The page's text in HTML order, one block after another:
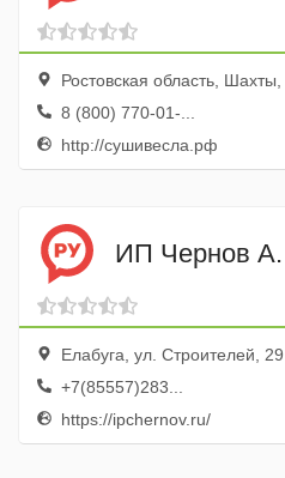
Ростовская область, Шахты, улица
8 (800) 770-01-...
http://сушивесла.рф
ИП Чернов
Елабуга, ул. Строителей, 29
+7(85557)283...
https://ipchernov.ru/